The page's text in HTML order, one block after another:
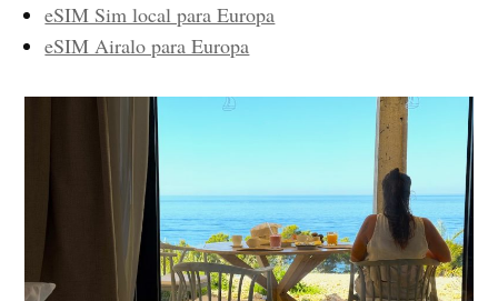
eSIM Sim local para Europa
eSIM Airalo para Europa